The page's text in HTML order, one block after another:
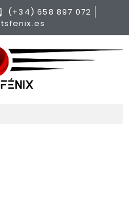
(+34) 658 897 072